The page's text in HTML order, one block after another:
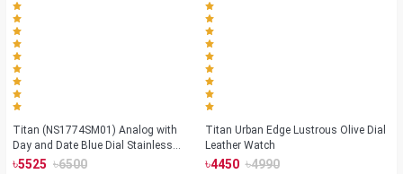
Titan (NS1774SM01) Analog with
Day and Date Blue Dial Stainless
Steel Strap watch for Men
৳5525 ৳6500
Titan Urban Edge Lustrous Olive Dial
Leather Watch
৳4450 ৳4990